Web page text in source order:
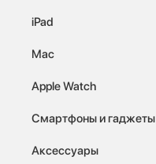
iPad
Mac
Apple Watch
Смартфоны и гаджеты
Аксессуары